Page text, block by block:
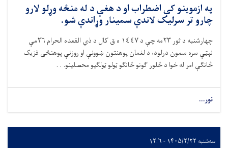
په ازموینو کې اضطراب او د هغې د له منځه وړلو لارو
چارو تر سرلیک لاندې سمینار وړاندې شو.
چهارشنبه د ثور۲۳
مه چې د ١٤٤٧ ه ق کال د ذي القعده الحرام ٢٦مې
نېټې سره سمون درلود، د لغمان پوهنتون ښوونې او روزنې پوهنځي فزیک
څانګې امر له خوا د څلور ګونو څانګو ټولو ټولګیو محصلینو. . .
نور...
سه‌شنبه ۱۴۰۵/۲/۲۲ - ۱۲:۶